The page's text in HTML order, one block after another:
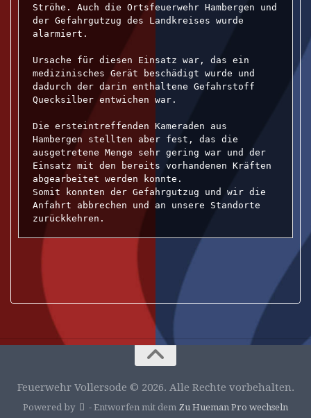
Ströhe. Auch die Ortsfeuerwehr Hambergen und
der Gefahrgutzug des Landkreises wurde
alarmiert.
Ursache für diesen Einsatz war, das ein
medizinisches Gerät beschädigt wurde und
dadurch der darin enthaltene Gefahrstoff
Quecksilber entwichen war.
Die ersteintreffenden Kameraden aus
Hambergen stellten aber fest, das die
ausgetretene Menge sehr gering war und der
Einsatz mit den bereits vorhandenen Kräften
abgearbeitet werden konnte.
Somit konnten der Gefahrgutzug und wir die
Anfahrt abbrechen und an unsere Standorte
zurückkehren.
Feuerwehr Vollersode © 2026. Alle Rechte vorbehalten.
Powered by - Entworfen mit dem Zu Hueman Pro wechseln